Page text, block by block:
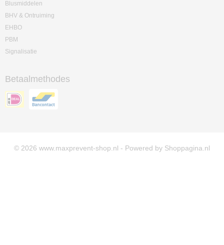
Blusmiddelen
BHV & Ontruiming
EHBO
PBM
Signalisatie
Betaalmethodes
© 2026 www.maxprevent-shop.nl - Powered by Shoppagina.nl